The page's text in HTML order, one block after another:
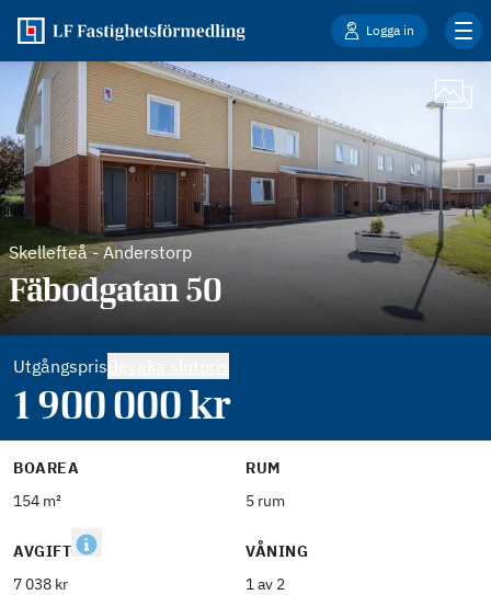
Logga in
Skellefteå-Anderstorp
Fäbodgatan 50
Utgångspris
1 900 000kr
BOAREA
154 m²
RUM
5 rum
AVGIFT
7 038 kr
VÅNING
1 av 2